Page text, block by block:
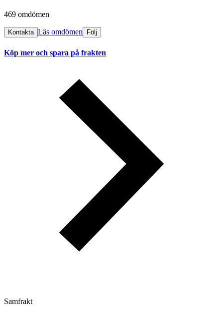
469 omdömen
Kontakta Läs omdömen Följ
Köp mer och spara på frakten
Samfrakt